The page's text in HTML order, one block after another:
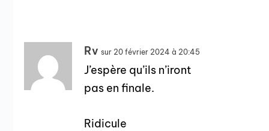
Rv sur 20 février 2024 à 20:45
J’espère qu’ils n’iront
pas en finale.
Ridicule